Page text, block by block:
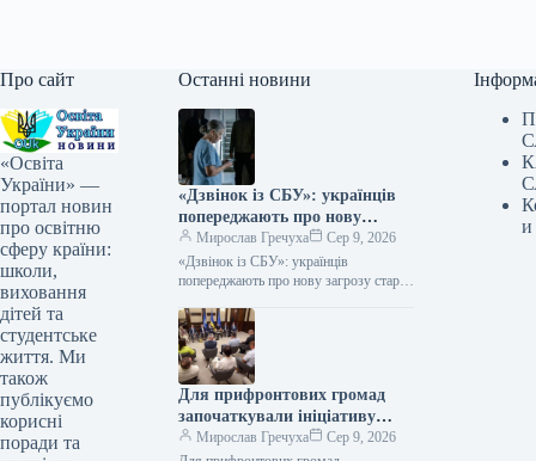
Про сайт
«Освіта
України» —
портал новин
про освітню
сферу країни:
школи,
виховання
дітей та
студентське
життя. Ми
також
публікуємо
корисні
поради та
Останні новини
«Дзвінок із СБУ»: українців
попереджають про нову
загрозу старої шахрайської
схеми
Мирослав Гречуха
Сер 9, 2026
«Дзвінок із СБУ»: українців
попереджають про нову загрозу старої
Укрінформ Правоохоронці
попереджають про шахраїв, які
телефонують…
Для прифронтових громад
започаткували ініціативу
«Безпечний маршрут
Мирослав Гречуха
Сер 9, 2026
и